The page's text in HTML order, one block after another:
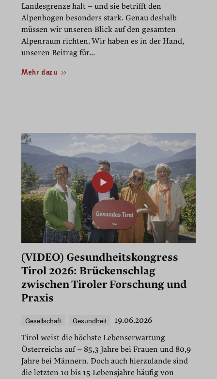
Landesgrenze halt – und sie betrifft den
Alpenbogen besonders stark. Genau deshalb
müssen wir unseren Blick auf den gesamten
Alpenraum richten. Wir haben es in der Hand,
unseren Beitrag für...
Mehr dazu
(VIDEO) Gesundheitskongress
Tirol 2026: Brückenschlag
zwischen Tiroler Forschung und
Praxis
Gesellschaft Gesundheit
19.06.2026
Tirol weist die höchste Lebenserwartung
Österreichs auf – 85,3 Jahre bei Frauen und 80,9
Jahre bei Männern. Doch auch hierzulande sind
die letzten 10 bis 15 Lebensjahre häufig von